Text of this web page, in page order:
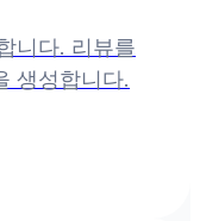
니다. 리뷰를
생성합니다.